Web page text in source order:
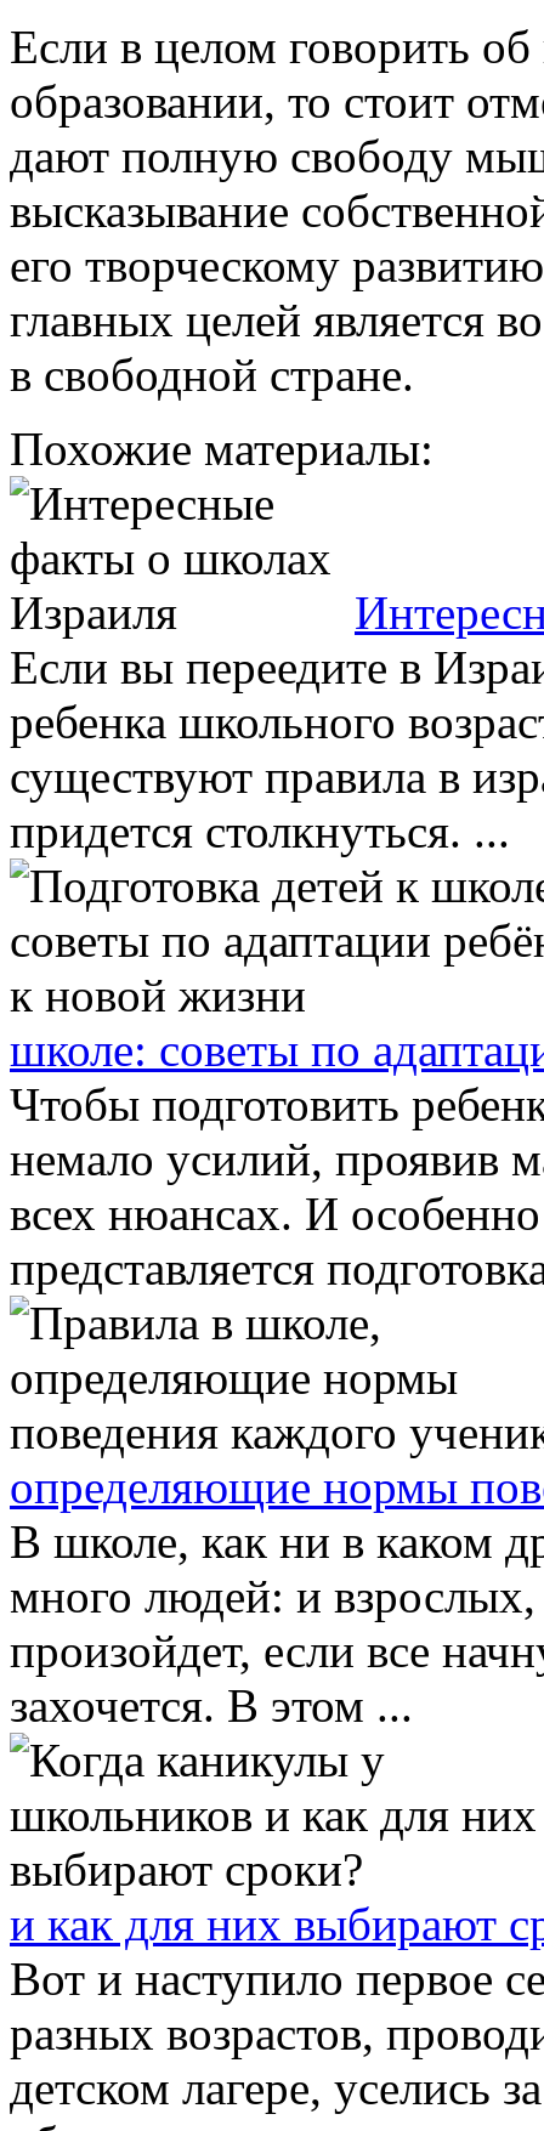
Если в целом говорить
образовании, то стоит
дают полную свободу
высказывание
его творческому
главных целей является
в свободной стране.
Похожие материалы:
Если вы переедите в
ребенка школьного
существуют правила в
придется столкнуться. ...
школе: советы по
Чтобы подготовить
немало усилий, проявив
всех нюансах. И
представляется
определяющие нормы
В школе, как ни в каком
много людей: и
произойдет, если все
захочется. В этом ...
и как для них выбирают
Вот и наступило первое
разных возрастов,
детском лагере, уселись